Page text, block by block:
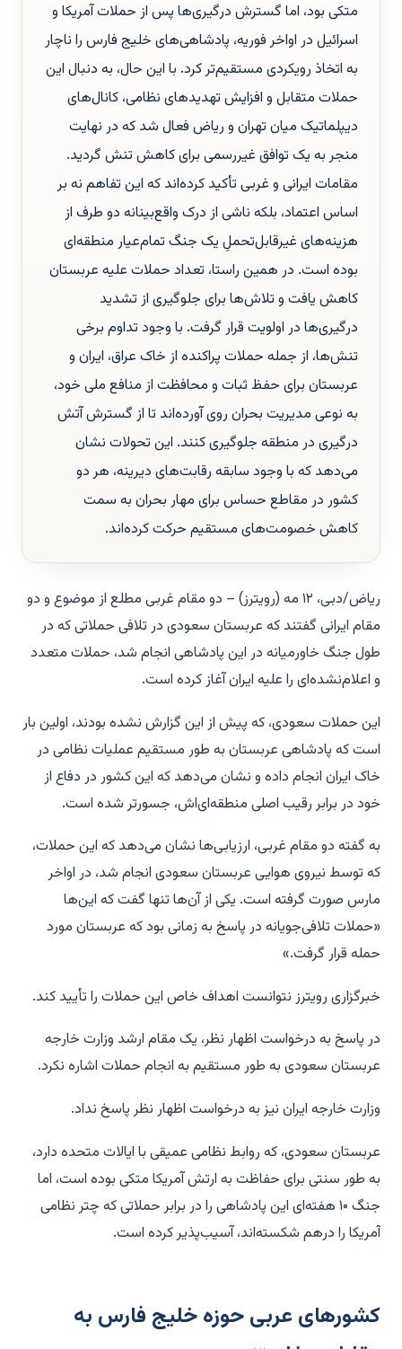
متکی بود، اما گسترش درگیری‌ها پس از حملات آمریکا و
اسرائیل در اواخر فوریه، پادشاهی‌های خلیج فارس را ناچار
به اتخاذ رویکردی مستقیم‌تر کرد. با این حال، به دنبال این
حملات متقابل و افزایش تهدیدهای نظامی، کانال‌های
دیپلماتیک میان تهران و ریاض فعال شد که در نهایت
منجر به یک توافق غیررسمی برای کاهش تنش گردید.
مقامات ایرانی و غربی تأکید کرده‌اند که این تفاهم نه بر
اساس اعتماد، بلکه ناشی از درک واقع‌بینانه دو طرف از
هزینه‌های غیرقابل‌تحملِ یک جنگ تمام‌عیار منطقه‌ای
بوده است. در همین راستا، تعداد حملات علیه عربستان
کاهش یافت و تلاش‌ها برای جلوگیری از تشدید
درگیری‌ها در اولویت قرار گرفت. با وجود تداوم برخی
تنش‌ها، از جمله حملات پراکنده از خاک عراق، ایران و
عربستان برای حفظ ثبات و محافظت از منافع ملی خود،
به نوعی مدیریت بحران روی آورده‌اند تا از گسترش آتش
درگیری در منطقه جلوگیری کنند. این تحولات نشان
می‌دهد که با وجود سابقه رقابت‌های دیرینه، هر دو
کشور در مقاطع حساس برای مهار بحران به سمت
کاهش خصومت‌های مستقیم حرکت کرده‌اند.
ریاض/دبی، ۱۲ مه (رویترز) – دو مقام غربی مطلع از موضوع و دو
مقام ایرانی گفتند که عربستان سعودی در تلافی حملاتی که در
طول جنگ خاورمیانه در این پادشاهی انجام شد، حملات متعدد
و اعلام‌نشده‌ای را علیه ایران آغاز کرده است.
این حملات سعودی، که پیش از این گزارش نشده بودند، اولین بار
است که پادشاهی عربستان به طور مستقیم عملیات نظامی در
خاک ایران انجام داده و نشان می‌دهد که این کشور در دفاع از
خود در برابر رقیب اصلی منطقه‌ای‌اش، جسورتر شده است.
به گفته دو مقام غربی، ارزیابی‌ها نشان می‌دهد که این حملات،
که توسط نیروی هوایی عربستان سعودی انجام شد، در اواخر
مارس صورت گرفته است. یکی از آن‌ها تنها گفت که این‌ها
«حملات تلافی‌جویانه در پاسخ به زمانی بود که عربستان مورد
حمله قرار گرفت.»
خبرگزاری رویترز نتوانست اهداف خاص این حملات را تأیید کند.
در پاسخ به درخواست اظهار نظر، یک مقام ارشد وزارت خارجه
عربستان سعودی به طور مستقیم به انجام حملات اشاره نکرد.
وزارت خارجه ایران نیز به درخواست اظهار نظر پاسخ نداد.
عربستان سعودی، که روابط نظامی عمیقی با ایالات متحده دارد،
به طور سنتی برای حفاظت به ارتش آمریکا متکی بوده است، اما
جنگ ۱۰ هفته‌ای این پادشاهی را در برابر حملاتی که چتر نظامی
آمریکا را درهم شکسته‌اند، آسیب‌پذیر کرده است.
کشورهای عربی حوزه خلیج فارس به